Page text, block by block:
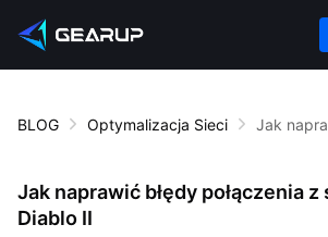
BLOG Optymalizacja Sieci
Jak naprawić błędy połączenia
Diablo II